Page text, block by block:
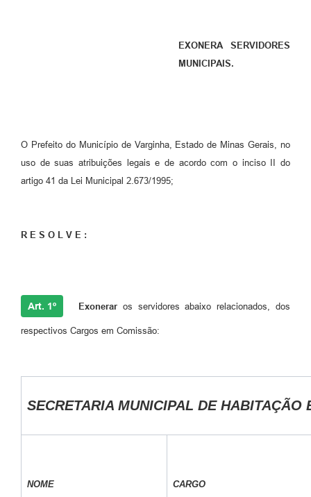
EXONERA SERVIDORES
MUNICIPAIS.
O Prefeito do Município de Varginha, Estado de Minas Gerais, no
uso de suas atribuições legais e de acordo com o inciso II do
artigo 41 da Lei Municipal 2.673/1995;
R E S O L V E :
Art. 1º Exoneraros servidores abaixo relacionados, dos
respectivos Cargos em Comissão:
SECRETARIA MUNICIPAL DE HABITAÇÃO
NOME CARGO